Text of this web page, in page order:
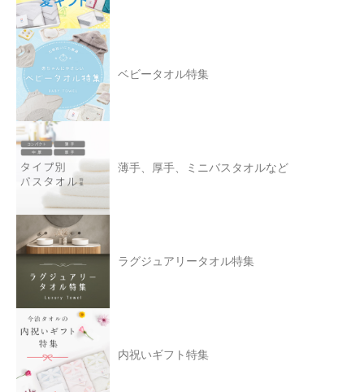
ベビータオル特集
薄手、厚手、ミニバスタオルなど
ラグジュアリータオル特集
内祝いギフト特集